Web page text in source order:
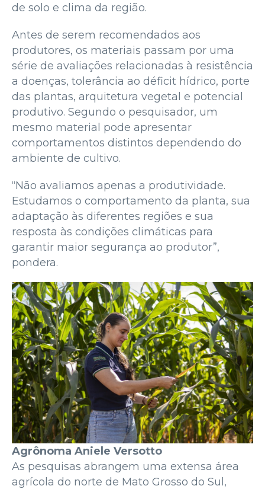
de solo e clima da região.
Antes de serem recomendados aos
produtores, os materiais passam por uma
série de avaliações relacionadas à resistência
a doenças, tolerância ao déficit hídrico, porte
das plantas, arquitetura vegetal e potencial
produtivo. Segundo o pesquisador, um
mesmo material pode apresentar
comportamentos distintos dependendo do
ambiente de cultivo.
“Não avaliamos apenas a produtividade.
Estudamos o comportamento da planta, sua
adaptação às diferentes regiões e sua
resposta às condições climáticas para
garantir maior segurança ao produtor”,
pondera.
Agrônoma Aniele Versotto
As pesquisas abrangem uma extensa área
agrícola do norte de Mato Grosso do Sul,